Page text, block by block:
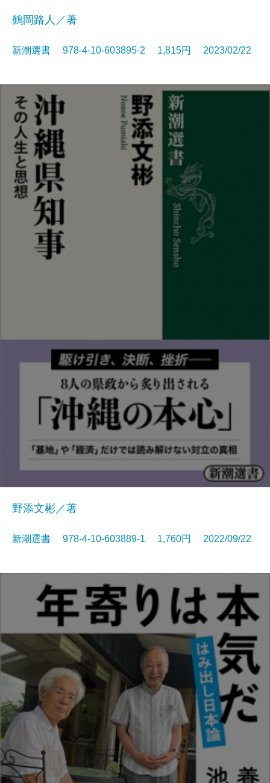
鶴岡路人／著
新潮選書 978-4-10-603895-2 1,815円 2023/02/22
野添文彬／著
新潮選書 978-4-10-603889-1 1,760円 2022/09/22